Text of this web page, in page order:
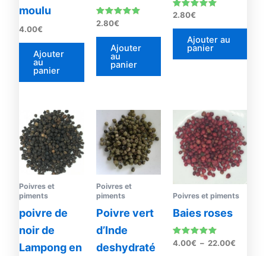
moulu
4.00€
Ajouter
au
panier
Note
5.00
sur 5
2.80€
Ajouter
au
panier
Note
sur 5
2.80€
Ajouter au
panier
Poivres et
piments
poivre de
noir de
Lampong en
Poivres et
piments
Poivre vert
d’Inde
deshydraté
prix :
4.00€
18.00€
produit
plusieurs
variations.
Les
options
peuvent
être
choisies
Poivres et piments
Baies roses
Note
4.83
4.00€ – 22.00€
de
prix :
4.00€
à
22.00€
a
Les